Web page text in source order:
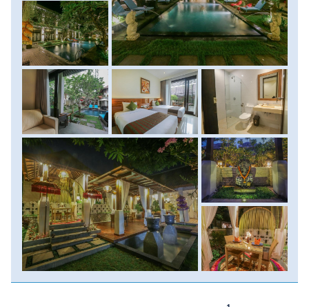
fantasztikus kilátópontokat keresünk fel, a Crystal bay
kristálytiszta vízében pedig millió színes halacskával
úszhatsz együtt. Az egész sziget akkora, hogy egy nap
alatt be tudnád járni - de annyi gyönyörű hely jön szembe
veled, hogy ez úgysem menne!
Szilveszteri túránk másik rejtett kincse pedig Amed, Bali
északeleti szegletében, ahova nagy ritkán jutnak csak el az
ipari turisták seregei, pedig tengerpartja Bali legjobb
merülő és sznorkelező helyeit rejti, a napnyugták a
háttérben az Agung vulkánnal pedig szintén szenzációsak,
az egész környéket valami végtelen nyugalom és lazaság
hatja át. A hely, ahol úgy érzed, megérkeztél, s
legszívesebben hetekig, hónapokig maradnál... :)
Melyek Bali és Nusa Penida legfontosabb látnivalói?
- Nusa Penida káprázatos sziklaszirtjei, a Kelingking-öböl és
a Diamond-beach
- misztikus hindu templomok: Gunung Kawi, Tirta Empul,